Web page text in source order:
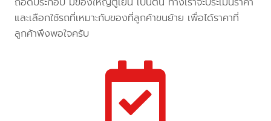
และเลือกใช้รถที่เหมาะกับของที่ลูกค้าขนย้าย เพื่อได้ราคาที่
ลูกค้าพึงพอใจครับ